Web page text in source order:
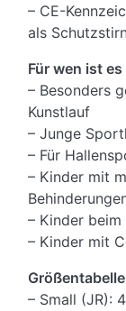
– CE-
als
Für wen ist
– Besonders
Kunstlauf
– Junge
– Für
– Kinder mit
– Kinder
– Kinder mit
Größentabelle
– Small (JR):